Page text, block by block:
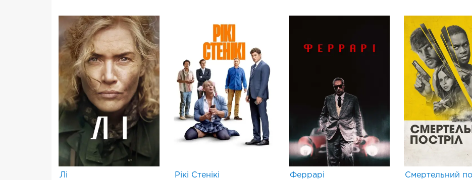
Лі Рікі Стенікі Феррарі Смертельний